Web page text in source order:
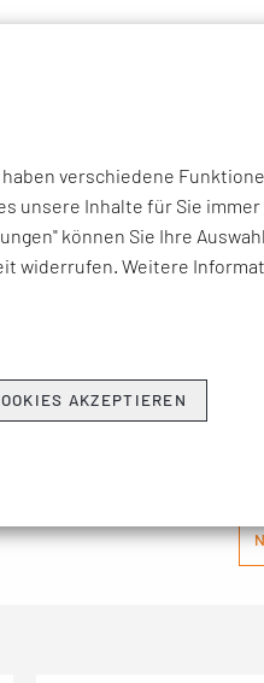
verschiedene
unsere Inhalte für Sie
können Sie Ihre
widerrufen. Weitere
AKZEPTIEREN